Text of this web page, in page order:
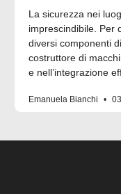
La sicurezza nei
imprescindibile. Per
diversi componenti
costruttore di
e nell’integrazione
Emanuela Bianchi